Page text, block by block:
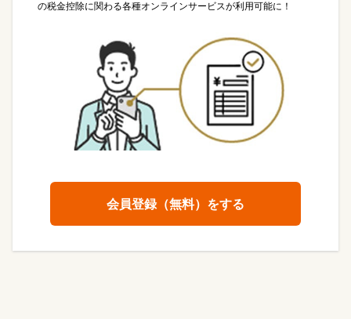
の税金控除に関わる各種オンラインサービスが利用可能に！
会員登録（無料）をする